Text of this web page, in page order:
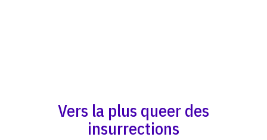
Vers la plus queer des
insurrections